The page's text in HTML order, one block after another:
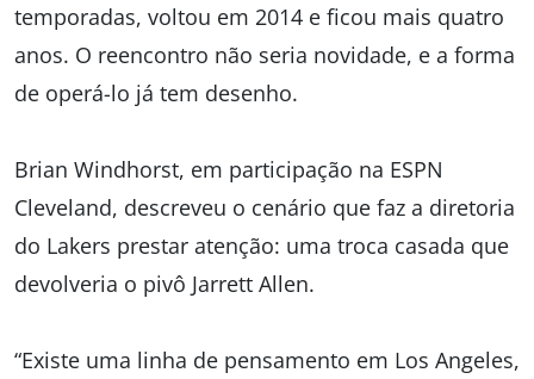
temporadas, voltou em 2014 e ficou mais quatro
anos. O reencontro não seria novidade, e a forma
de operá-lo já tem desenho.
Brian Windhorst, em participação na ESPN
Cleveland, descreveu o cenário que faz a diretoria
do Lakers prestar atenção: uma troca casada que
devolveria o pivô Jarrett Allen.
“Existe uma linha de pensamento em Los Angeles,